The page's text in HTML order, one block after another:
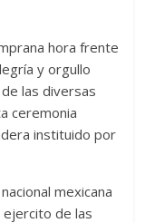
hora frente
y orgullo
las diversas
ceremonia
instituido por
mexicana
ejercito de las